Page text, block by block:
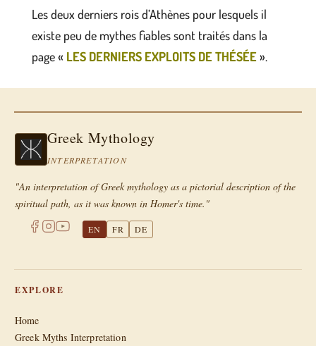
Les deux derniers rois d’Athènes pour lesquels il
existe peu de mythes fiables sont traités dans la
page « LES DERNIERS EXPLOITS DE THÉSÉE».
Greek Mythology
INTERPRETATION
"An interpretation of Greek mythology as a pictorial description of the
spiritual path, as it was known in Homer's time."
EN FR DE
EXPLORE
Home
Greek Myths Interpretation